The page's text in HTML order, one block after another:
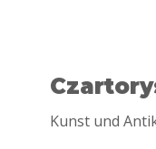
Kunst und